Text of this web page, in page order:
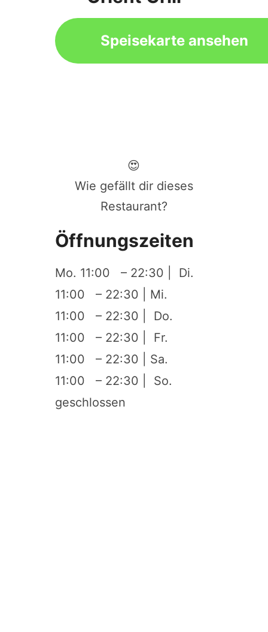
Speisekarte ansehen
😍
Wie gefällt dir dieses
Restaurant?
Öffnungszeiten
Mo. 11:00 – 22:30 | Di.
11:00 – 22:30 | Mi.
11:00 – 22:30 | Do.
11:00 – 22:30 | Fr.
11:00 – 22:30 | Sa.
11:00 – 22:30 | So.
geschlossen